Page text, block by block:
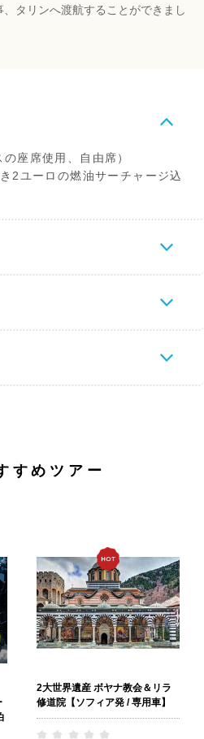
タリンへ渡航することができまし
座席使用、自由席）
2ユーロの燃油サーチャージ込
すめツアー
2大世界遺産 ボヤナ教会＆リラ
修道院【ソフィア発 / 専用車】